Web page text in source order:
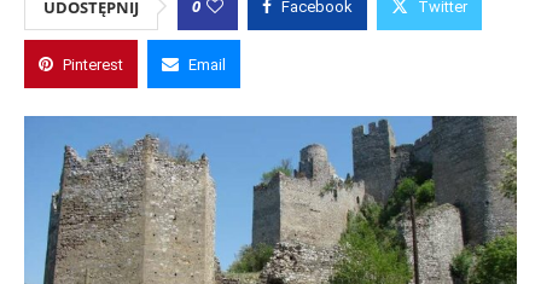
UDOSTĘPNIJ 0 Facebook Twitter
Pinterest Email